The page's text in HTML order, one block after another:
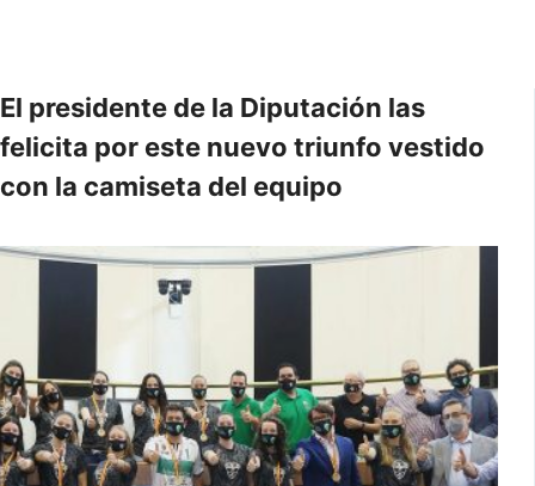
El presidente de la Diputación las
felicita por este nuevo triunfo vestido
con la camiseta del equipo